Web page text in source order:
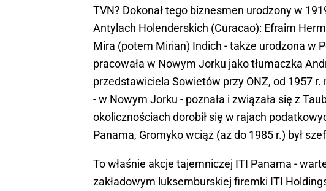
TVN? Dokonał tego biznesmen urodzony w
Antylach Holenderskich (Curacao): Efraim
Mira (potem Mirian) Indich - także urodzona w
pracowała w Nowym Jorku jako tłumaczka
przedstawiciela Sowietów przy ONZ, od 1957
- w Nowym Jorku - poznała i związała się z
okolicznościach dorobił się w rajach
Panama, Gromyko wciąż (aż do 1985 r.) był
To właśnie akcje tajemniczej ITI Panama -
zakładowym luksemburskiej firemki ITI